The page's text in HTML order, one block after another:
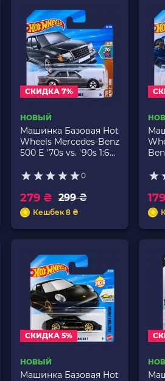
СКИДКА 7%
НОВЫЙ
Машинка Базовая Hot
Wheels Mercedes-Benz
500 E '70s vs. '90s 1:64
0
299 ₴
279 ₴
Кешбек 8 ₴
СКИДКА 5%
НОВЫЙ
Машинка Базовая Hot